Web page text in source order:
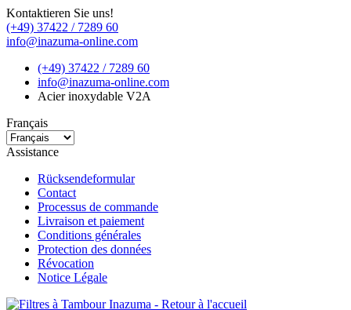
Kontaktieren Sie uns!
(+49) 37422 / 7289 60
info@inazuma-online.com
(+49) 37422 / 7289 60
info@inazuma-online.com
Acier inoxydable V2A
Français
Assistance
Rücksendeformular
Contact
Processus de commande
Livraison et paiement
Conditions générales
Protection des données
Révocation
Notice Légale